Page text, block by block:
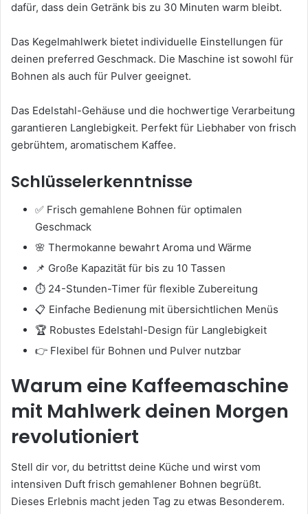
dafür, dass dein Getränk bis zu 30 Minuten warm bleibt.
Das Kegelmahlwerk bietet individuelle Einstellungen für
deinen preferred Geschmack. Die Maschine ist sowohl für
Bohnen als auch für Pulver geeignet.
Das Edelstahl-Gehäuse und die hochwertige Verarbeitung
garantieren Langlebigkeit. Perfekt für Liebhaber von frisch
gebrühtem, aromatischem Kaffee.
Schlüsselerkenntnisse
✅ Frisch gemahlene Bohnen für optimalen
Geschmack
🌸 Thermokanne bewahrt Aroma und Wärme
📌 Große Kapazität für bis zu 10 Tassen
⏱️ 24-Stunden-Timer für flexible Zubereitung
📋 Einfache Bedienung mit übersichtlichen Menüs
🏆 Robustes Edelstahl-Design für Langlebigkeit
👉 Flexibel für Bohnen und Pulver nutzbar
Warum eine Kaffeemaschine
mit Mahlwerk deinen Morgen
revolutioniert
Stell dir vor, du betrittst deine Küche und wirst vom
intensiven Duft frisch gemahlener Bohnen begrüßt.
Dieses Erlebnis macht jeden Tag zu etwas Besonderem.